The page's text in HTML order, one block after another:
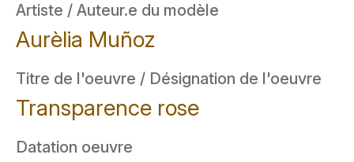
Artiste / Auteur.e du modèle
Aurèlia Muñoz
Titre de l'oeuvre / Désignation de l'oeuvre
Transparence rose
Datation oeuvre